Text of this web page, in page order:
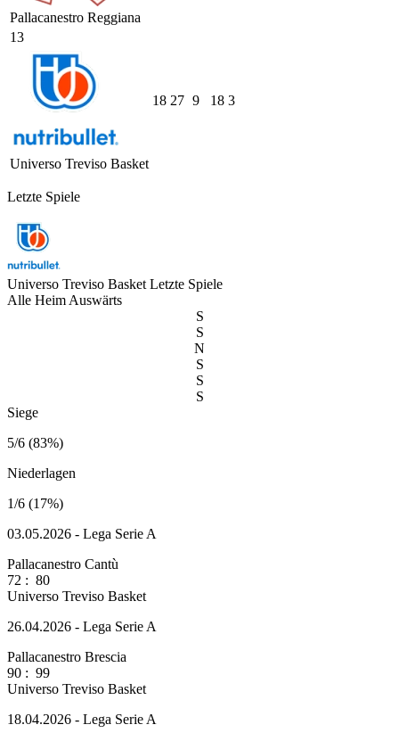
Pallacanestro Reggiana
13
Universo Treviso Basket
18 27 9 18 3
Letzte Spiele
Universo Treviso Basket Letzte Spiele
Alle Heim Auswärts
S
S
N
S
S
S
Siege
5/6 (83%)
Niederlagen
1/6 (17%)
03.05.2026 - Lega Serie A
Pallacanestro Cantù
72 : 80
Universo Treviso Basket
26.04.2026 - Lega Serie A
Pallacanestro Brescia
90 : 99
Universo Treviso Basket
18.04.2026 - Lega Serie A